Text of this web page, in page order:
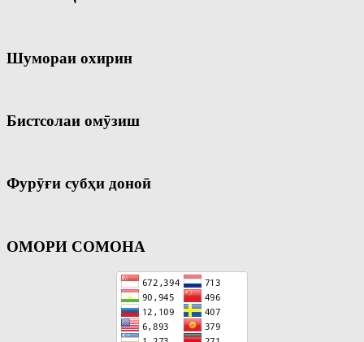
Шумораи охирин
Бистсолаи омӯзиш
Фурӯғи субҳи доноӣ
ОМОРИ СОМОНА